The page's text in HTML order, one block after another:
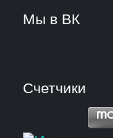
Мы в ВК
Счетчики